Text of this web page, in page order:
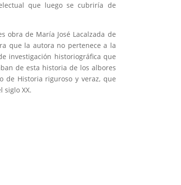
que luego se cubriría de
obra de María José Lacalzada de
que la autora no pertenece a la
investigación historiográfica que
de esta historia de los albores
de Historia riguroso y veraz, que
siglo XX.